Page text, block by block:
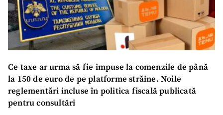
Ce taxe ar urma să fie impuse la comenzile de până
la 150 de euro de pe platforme străine. Noile
reglementări incluse în politica fiscală publicată
pentru consultări